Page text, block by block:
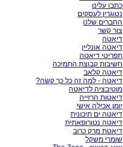
כתבו עלינו
נטוגרין לעסקים
החברים שלנו
צור קשר
דיאטה
דיאטה אונליין
תפריטי דיאטה
חשיבות קבוצת התמיכה
דיאטה קלאב
דיאטה - למה זה כל כך קשה?
מוטיבציה לדיאטה
דיאטות הרזייה
יומן אכילה אישי
דיאטה ים תיכונית
דיאטה נטורופאתית
דיאטת מרק כרוב
שומרי משקל